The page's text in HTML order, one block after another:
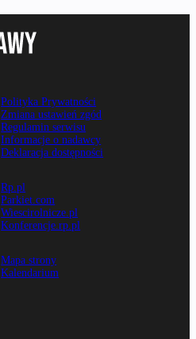
Polityka Prywatności
Zmiana ustawień zgód
Regulamin serwisu
Informacje o nadawcy
Deklaracja dostępności
Rp.pl
Parkiet.com
Wiescirolnicze.pl
Konferencje.rp.pl
Mapa strony
Kalendarium